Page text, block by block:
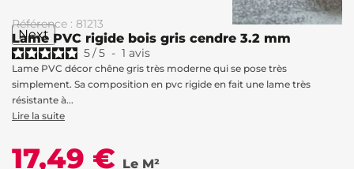
Next
Référence : 81213
Lame PVC rigide bois gris cendre 3.2 mm
5/5 - 1 avis
Lame PVC décor chêne gris très moderne qui se pose très
simplement. Sa composition en pvc rigide en fait une lame très
résistante à...
Lire la suite
17,49 € Le M²